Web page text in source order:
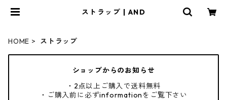
ストラップ | AND
HOME ストラップ
ショップからのお知らせ
・2点以上ご購入で送料無料
・ご購入前に必ずinformationをご覧下さい